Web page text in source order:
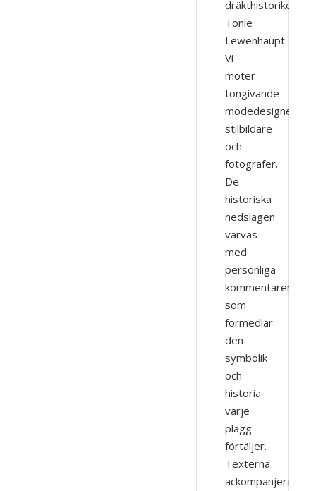
dräkthistorikern
Tonie
Lewenhaupt.
Vi
möter
tongivande
modedesigners,
stilbildare
och
fotografer.
De
historiska
nedslagen
varvas
med
personliga
kommentarer,
som
förmedlar
den
symbolik
och
historia
varje
plagg
förtäljer.
Texterna
ackompanjeras